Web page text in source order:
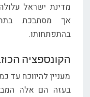
מדינת ישראל
אך מסתבכת
בהתפתחותו.
הקונספציה
מעניין להיווכח
בעזה הם אלה